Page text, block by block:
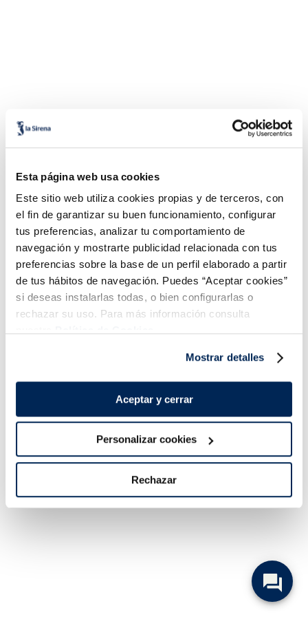
Esta página web usa cookies
Este sitio web utiliza cookies propias y de terceros, con
el fin de garantizar su buen funcionamiento, configurar
tus preferencias, analizar tu comportamiento de
navegación y mostrarte publicidad relacionada con tus
preferencias sobre la base de un perfil elaborado a partir
de tus hábitos de navegación. Puedes “Aceptar cookies”
si deseas instalarlas todas, o bien configurarlas o
rechazar su uso. Para más información consulta
Mostrar detalles
Aceptar y cerrar
Personalizar cookies
Rechazar